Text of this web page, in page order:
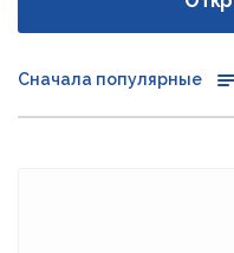
Сначала популярные